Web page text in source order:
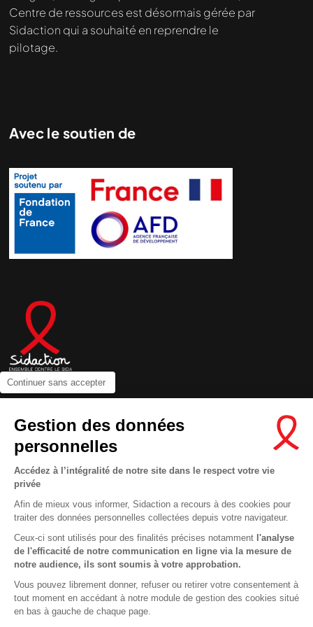
Continuer sans accepter
Gestion des données
personnelles
Accédez à l’intégralité de notre site dans le respect votre vie
privée
Afin de mieux vous informer, Sidaction a recours à des cookies pour
traiter des données personnelles collectées depuis votre navigateur.
Ceux-ci sont utilisés pour des finalités précises notamment l'analyse
de l'efficacité de notre communication en ligne via la mesure de
notre audience, ils sont soumis à votre approbation.
Vous pouvez librement donner, refuser ou retirer votre consentement à
tout moment en accédant à notre module de gestion des cookies situé
en bas à gauche de chaque page.
Centre de ressources est désormais gérée par
Sidaction qui a souhaité en reprendre le
pilotage.
Avec le soutien de
Newsletter
Nous suivre sur les réseaux :
MENTIONS LÉGALES
CONDITIONS D’UTILISATION ET PROTECTION DES DONNÉES
COOKIES
This site uses cookies and gives you control over what you want to
En savoir plus